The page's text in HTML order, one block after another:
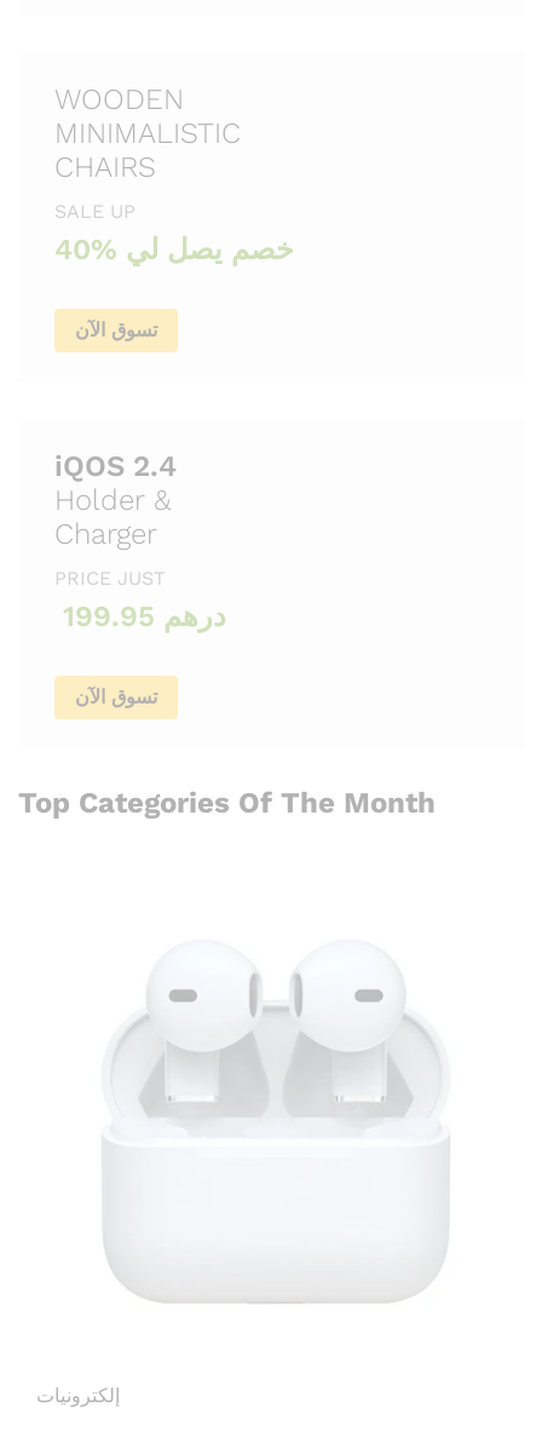
WOODEN
MINIMALISTIC
CHAIRS
SALE UP
40% خصم يصل لي
تسوق الآن
iQOS 2.4
Holder &
Charger
PRICE JUST
199.95 درهم
تسوق الآن
Top Categories Of The Month
إلكترونيات